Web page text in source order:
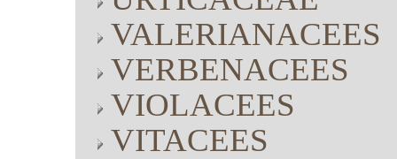
VALERIANACEES
VERBENACEES
VIOLACEES
VITACEES